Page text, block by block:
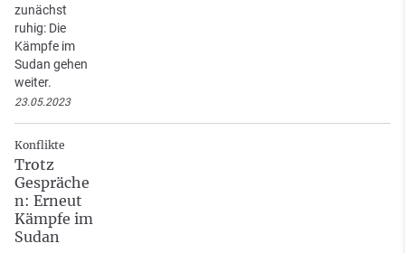
zunächst
ruhig: Die
Kämpfe im
Sudan gehen
weiter.
23.05.2023
Konflikte
Trotz
Gespräche
n: Erneut
Kämpfe im
Sudan